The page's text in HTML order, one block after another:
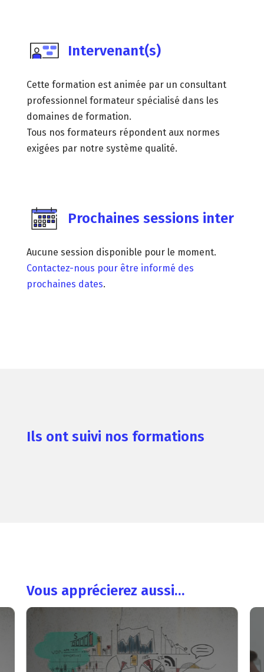
Intervenant(s)
Cette formation est animée par un consultant
professionnel formateur spécialisé dans les
domaines de formation.
Tous nos formateurs répondent aux normes
exigées par notre système qualité.
Prochaines sessions inter
Aucune session disponible pour le moment.
Contactez-nous pour être informé des
prochaines dates.
Ils ont suivi nos formations
Vous apprécierez aussi…